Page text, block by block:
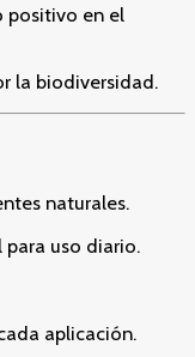
positivo en el
la biodiversidad.
naturales.
uso diario.
aplicación.